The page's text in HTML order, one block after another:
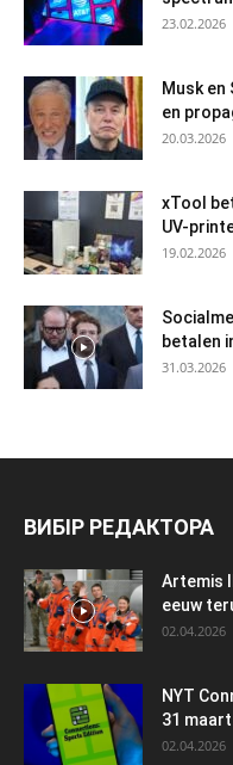
23.02.2026
Musk
en
20.03.2026
xTool
UV-
19.02.2026
betalen
31.03.2026
ВИБІР РЕДАКТОРА
Artemis
eeuw
02.04.2026
NYT
31
02.04.2026